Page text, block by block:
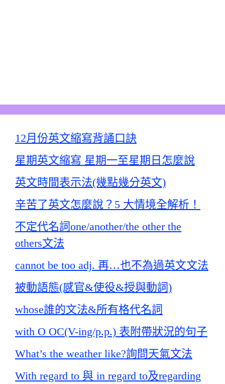
12月份英文縮寫背誦口訣
星期英文縮寫 星期一至星期日怎麼說
英文時間表示法(幾點幾分英文)
辛苦了英文怎麼說？5 大情境全解析！
不定代名詞one/another/the other the
others文法
cannot be too adj. 再…也不為過英文文法
被動語態(感官&使役&授與動詞)
whose誰的文法&所有格代名詞
with O OC(V-ing/p.p.) 表附帶狀況的句子
What’s the weather like?詢問天氣文法
With regard to 與 in regard to及regarding